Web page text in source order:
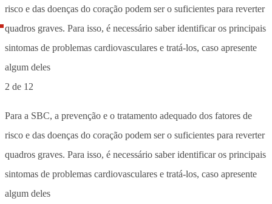
2 de 12
Para a SBC, a prevenção e o tratamento adequado dos fatores de
risco e das doenças do coração podem ser o suficientes para reverter
quadros graves. Para isso, é necessário saber identificar os principais
sintomas de problemas cardiovasculares e tratá-los, caso apresente
algum deles